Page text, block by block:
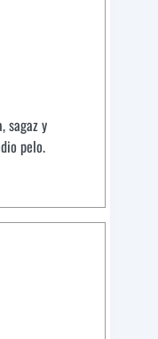
sagaz y
pelo.